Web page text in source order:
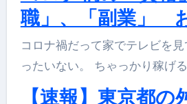
職」、「副業」
コロナ禍だって家でテレビを見ているだけじゃも
ったいない。 ちゃっかり稼げ
【速報】東京都の